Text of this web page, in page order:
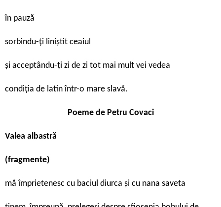
în pauză
sorbindu-ţi liniştit ceaiul
şi acceptându-ţi zi de zi tot mai mult vei vedea
condiţia de latin într-o mare slavă.
Poeme de Petru Covaci
Valea albastră
(fragmente)
mă împrietenesc cu baciul diurca și cu nana saveta